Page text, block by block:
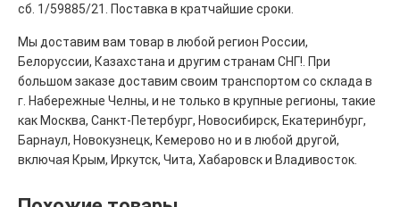
сб. 1/59885/21. Поставка в кратчайшие сроки.
Мы доставим вам товар в любой регион России,
Белоруссии, Казахстана и другим странам СНГ!. При
большом заказе доставим своим транспортом со склада в
г. Набережные Челны, и не только в крупные регионы, такие
как Москва, Санкт-Петербург, Новосибирск, Екатеринбург,
Барнаул, Новокузнецк, Кемерово но и в любой другой,
включая Крым, Иркутск, Чита, Хабаровск и Владивосток.